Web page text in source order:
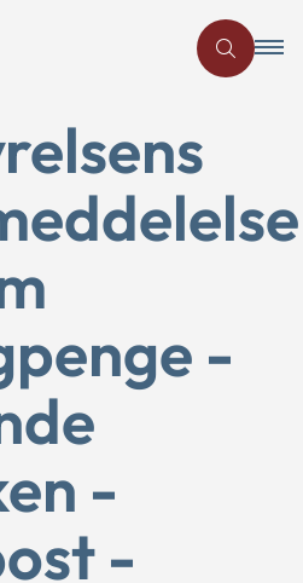
-
-
-